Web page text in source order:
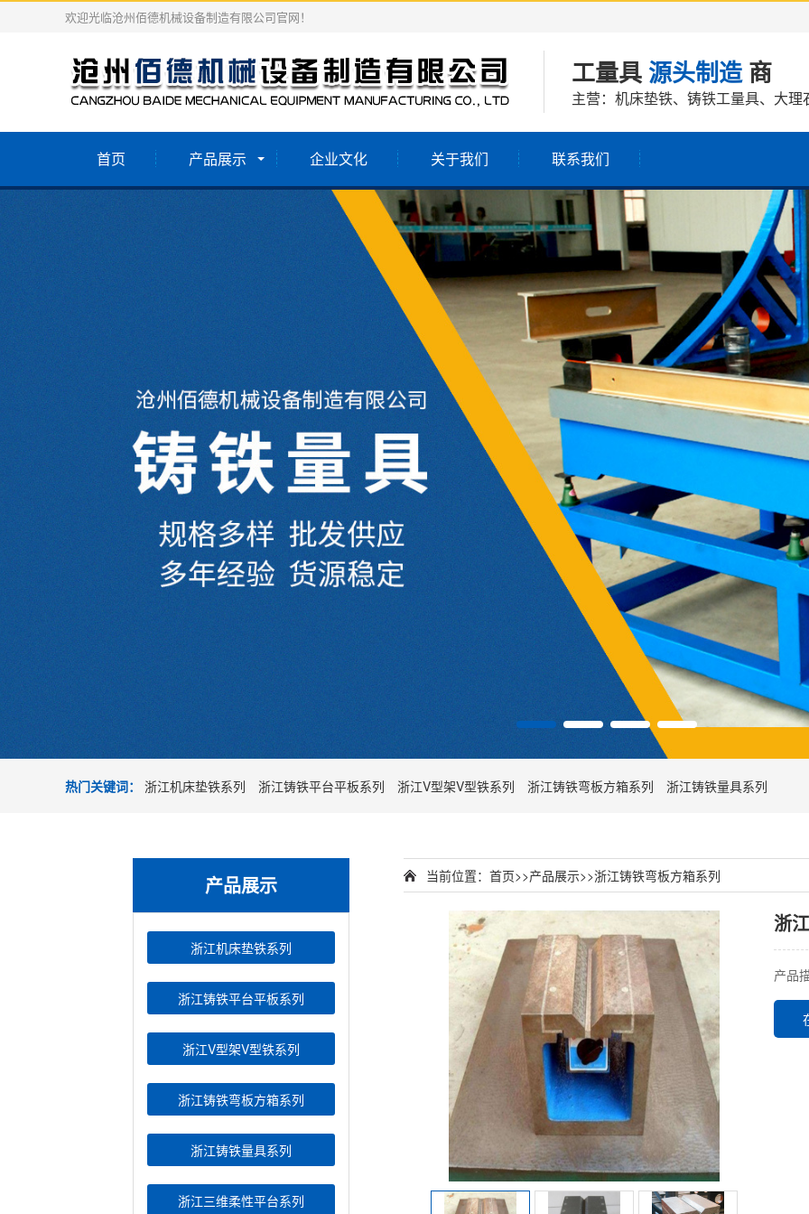
欢迎光临沧州佰德机械设备制造有限公司官网！
工量具 源头制造商
主营：机床垫铁、铸铁工量具、大
首页 产品展示 企业文化 关于我们 联系我们
热门关键词： 浙江机床垫铁系列 浙江铸铁平台平板系列 浙江V型架V型铁系列 浙江铸铁弯板方箱系列 浙江铸铁量具系列
产品展示
浙江机床垫铁系列
浙江铸铁平台平板系列
浙江V型架V型铁系列
浙江铸铁弯板方箱系列
浙江铸铁量具系列
浙江三维柔性平台系列
当前位置： 首页>>产品展示>>浙江铸铁弯板方箱系列
浙
产品